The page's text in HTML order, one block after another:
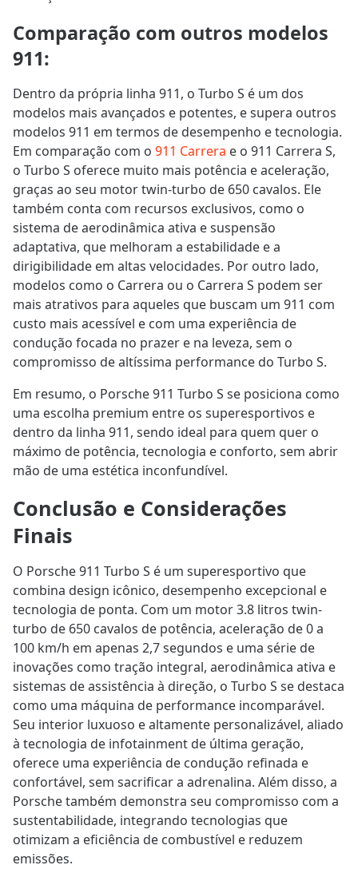
Comparação com outros modelos
911:
Dentro da própria linha 911, o Turbo S é um dos
modelos mais avançados e potentes, e supera outros
modelos 911 em termos de desempenho e tecnologia.
Em comparação com o 911 Carrera e o 911 Carrera S,
o Turbo S oferece muito mais potência e aceleração,
graças ao seu motor twin-turbo de 650 cavalos. Ele
também conta com recursos exclusivos, como o
sistema de aerodinâmica ativa e suspensão
adaptativa, que melhoram a estabilidade e a
dirigibilidade em altas velocidades. Por outro lado,
modelos como o Carrera ou o Carrera S podem ser
mais atrativos para aqueles que buscam um 911 com
custo mais acessível e com uma experiência de
condução focada no prazer e na leveza, sem o
compromisso de altíssima performance do Turbo S.
Em resumo, o Porsche 911 Turbo S se posiciona como
uma escolha premium entre os superesportivos e
dentro da linha 911, sendo ideal para quem quer o
máximo de potência, tecnologia e conforto, sem abrir
mão de uma estética inconfundível.
Conclusão e Considerações
Finais
O Porsche 911 Turbo S é um superesportivo que
combina design icônico, desempenho excepcional e
tecnologia de ponta. Com um motor 3.8 litros twin-
turbo de 650 cavalos de potência, aceleração de 0 a
100 km/h em apenas 2,7 segundos e uma série de
inovações como tração integral, aerodinâmica ativa e
sistemas de assistência à direção, o Turbo S se destaca
como uma máquina de performance incomparável.
Seu interior luxuoso e altamente personalizável, aliado
à tecnologia de infotainment de última geração,
oferece uma experiência de condução refinada e
confortável, sem sacrificar a adrenalina. Além disso, a
Porsche também demonstra seu compromisso com a
sustentabilidade, integrando tecnologias que
otimizam a eficiência de combustível e reduzem
emissões.